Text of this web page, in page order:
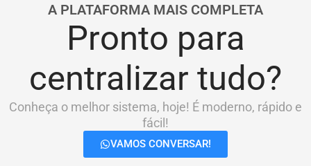
A PLATAFORMA MAIS COMPLETA
Pronto para
centralizar tudo?
Conheça o melhor sistema, hoje! É moderno, rápido e
fácil!
VAMOS CONVERSAR!